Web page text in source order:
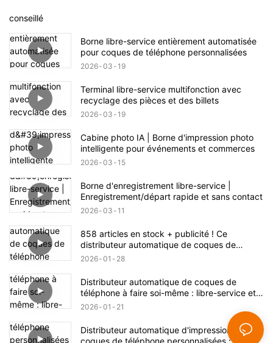
conseillé
Borne libre-service entièrement automatisée
pour coques de téléphone personnalisées
2026 03 19
Terminal libre-service multifonction avec
recyclage des pièces et des billets
2026 03 19
Cabine photo IA | Borne d'impression photo
intelligente pour événements et commerces
2026 03 15
Borne d'enregistrement libre-service |
Enregistrement/départ rapide et sans contact
2026 03 11
858 articles en stock + publicité ! Ce
distributeur automatique de coques de
téléphone recèle une énorme opportunité
2026 01 28
Distributeur automatique de coques de
téléphone à faire soi-même : libre-service et
fabrication en un clic
2026 01 21
Distributeur automatique d'impression de
coques de téléphone personnalisées : de